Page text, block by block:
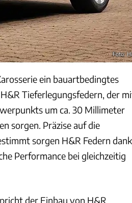
Foto:
ein bauartbedingtes
Tieferlegungsfedern, der
um ca. 30 Millimeter
sorgen. Präzise auf die
sorgen H&R Federn dank
Performance bei gleichzeitig
der Einbau von H&R